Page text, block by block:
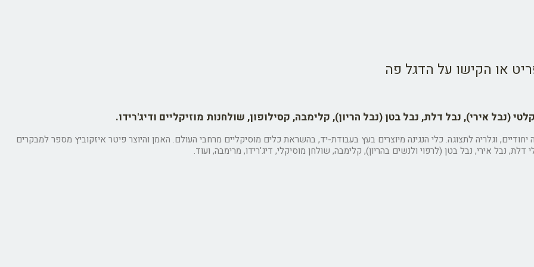
או הקישו על הדגל פה
(נבל אירי), נבל דלת, נבל בטן (נבל הריון), קלימבה, קסילופון, שולחנות מוזיקליים ודיג'רידו.
וגלריה לתצוגה. כלי הנגינה מיוצרים בעץ בעבודת-יד, בהשראת כלים מוסיקליים מרחבי העולם. האמן והיוצר פיטר איזקוביץ מספר למבקרים
נבל אירי, נבל בטן (לרפוי ולנשים בהריון), קלימבה, שולחן מוסיקלי, דיג'רידו, מרימבה, ועוד.